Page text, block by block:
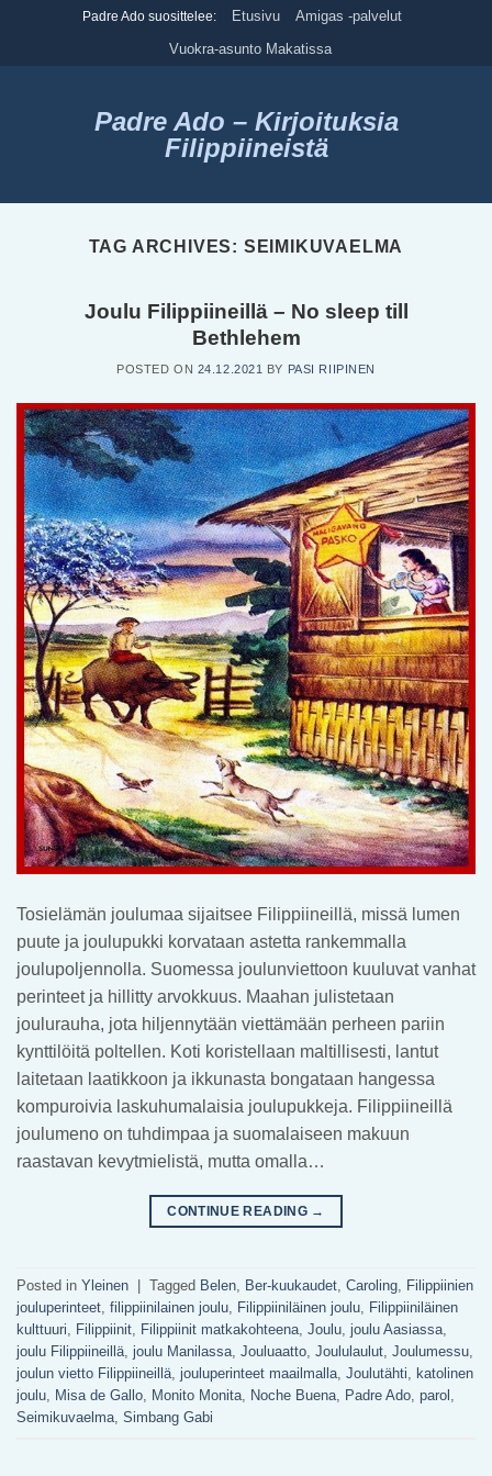
Padre Ado suosittelee: Etusivu
Amigas -palvelut
Vuokra-asunto Makatissa
Padre Ado – Kirjoituksia
Filippiineistä
TAG ARCHIVES: SEIMIKUVAELMA
Joulu Filippiineillä – No sleep till
Bethlehem
POSTED ON 24.12.2021 BY PASI RIIPINEN
Tosielämän joulumaa sijaitsee Filippiineillä, missä lumen
puute ja joulupukki korvataan astetta rankemmalla
joulupoljennolla. Suomessa joulunviettoon kuuluvat vanhat
perinteet ja hillitty arvokkuus. Maahan julistetaan
joulurauha, jota hiljennytään viettämään perheen pariin
kynttilöitä poltellen. Koti koristellaan maltillisesti, lantut
laitetaan laatikkoon ja ikkunasta bongataan hangessa
kompuroivia laskuhumalaisia joulupukkeja. Filippiineillä
joulumeno on tuhdimpaa ja suomalaiseen makuun
raastavan kevytmielistä, mutta omalla…
CONTINUE READING →
Posted in Yleinen Tagged Belen, Ber-kuukaudet, Caroling, Filippiinien
jouluperinteet, filippiinilainen joulu, Filippiiniläinen joulu, Filippiiniläinen
kulttuuri, Filippiinit, Filippiinit matkakohteena, Joulu, joulu Aasiassa,
joulu Filippiineillä, joulu Manilassa, Jouluaatto, Joululaulut, Joulumessu,
joulun vietto Filippiineillä, jouluperinteet maailmalla, Joulutähti, katolinen
joulu, Misa de Gallo, Monito Monita, Noche Buena, Padre Ado, parol ,
Seimikuvaelma, Simbang Gabi